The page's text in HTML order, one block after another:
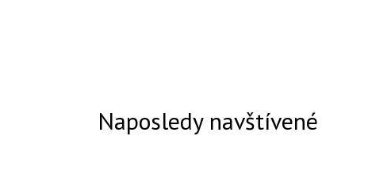
Naposledy navštívené